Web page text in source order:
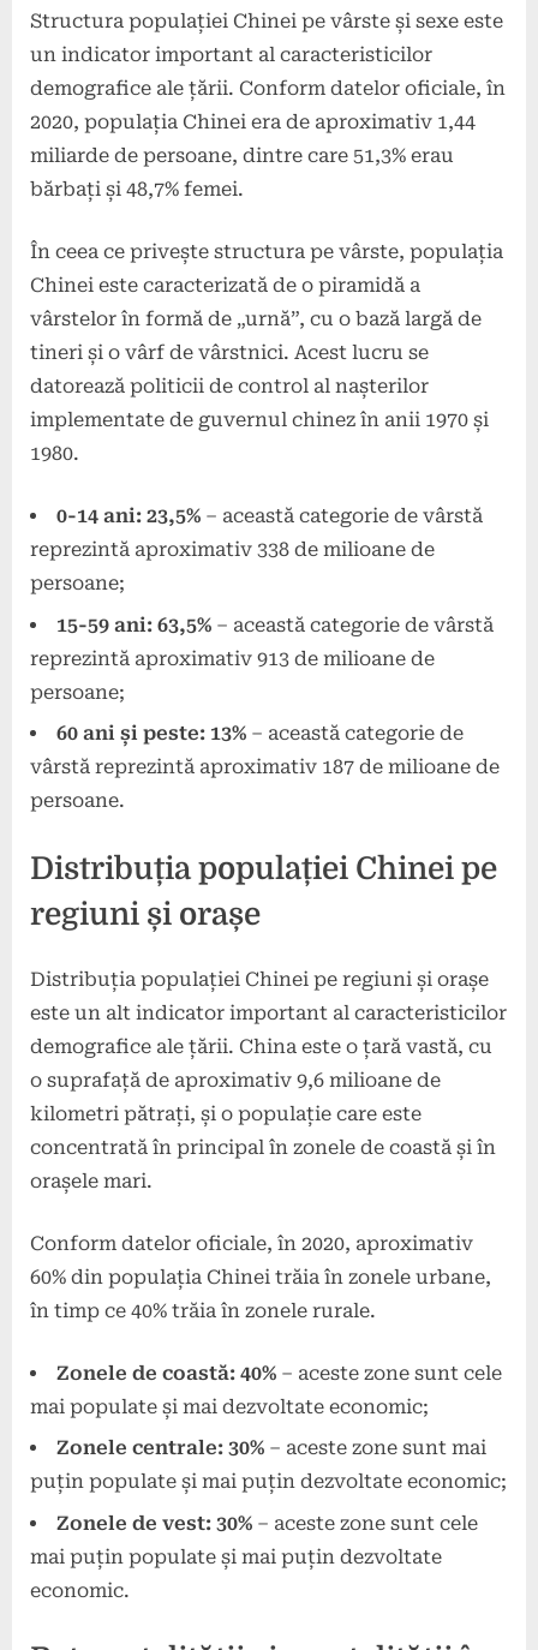
Structura populației Chinei pe vârste și sexe este
un indicator important al caracteristicilor
demografice ale țării. Conform datelor oficiale, în
2020, populația Chinei era de aproximativ 1,44
miliarde de persoane, dintre care 51,3% erau
bărbați și 48,7% femei.
În ceea ce privește structura pe vârste, populația
Chinei este caracterizată de o piramidă a
vârstelor în formă de „urnă”, cu o bază largă de
tineri și o vârf de vârstnici. Acest lucru se
datorează politicii de control al nașterilor
implementate de guvernul chinez în anii 1970 și
1980.
0-14 ani: 23,5% – această categorie de vârstă
reprezintă aproximativ 338 de milioane de
persoane;
15-59 ani: 63,5% – această categorie de vârstă
reprezintă aproximativ 913 de milioane de
persoane;
60 ani și peste: 13% – această categorie de
vârstă reprezintă aproximativ 187 de milioane de
persoane.
Distribuția populației Chinei pe
regiuni și orașe
Distribuția populației Chinei pe regiuni și orașe
este un alt indicator important al caracteristicilor
demografice ale țării. China este o țară vastă, cu
o suprafață de aproximativ 9,6 milioane de
kilometri pătrați, și o populație care este
concentrată în principal în zonele de coastă și în
orașele mari.
Conform datelor oficiale, în 2020, aproximativ
60% din populația Chinei trăia în zonele urbane,
în timp ce 40% trăia în zonele rurale.
Zonele de coastă: 40% – aceste zone sunt cele
mai populate și mai dezvoltate economic;
Zonele centrale: 30% – aceste zone sunt mai
puțin populate și mai puțin dezvoltate economic;
Zonele de vest: 30% – aceste zone sunt cele
mai puțin populate și mai puțin dezvoltate
economic.